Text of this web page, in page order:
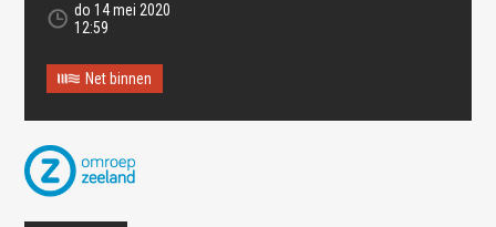
do 14 mei 2020
12:59
Net binnen